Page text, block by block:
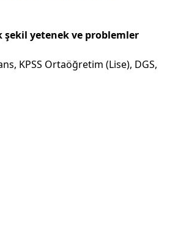
şekil yetenek ve problemler
KPSS Ortaöğretim (Lise), DGS,